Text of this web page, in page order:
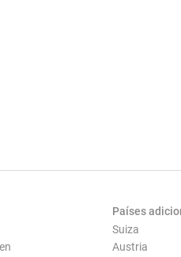
Países
Suiza
Austria